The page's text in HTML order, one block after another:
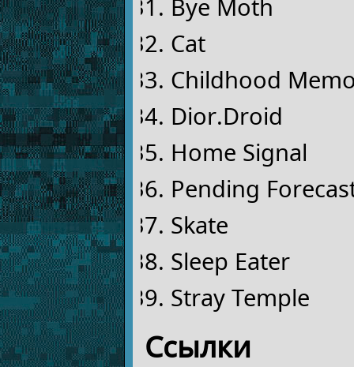
Bye Moth
Cat
Childhood
Dior.Droid
Home Signal
Pending
Skate
Sleep Eater
Stray Temple
Ссылки